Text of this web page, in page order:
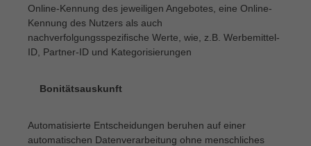
Online-Kennung des jeweiligen Angebotes, eine Online-
Kennung des Nutzers als auch
nachverfolgungsspezifische Werte, wie, z.B. Werbemittel-
ID, Partner-ID und Kategorisierungen
Bonitätsauskunft
Automatisierte Entscheidungen beruhen auf einer
automatischen Datenverarbeitung ohne menschliches